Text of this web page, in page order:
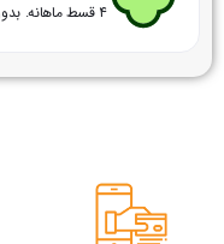
۴ قسط ماهانه. بدون سود، چک و ضامن.